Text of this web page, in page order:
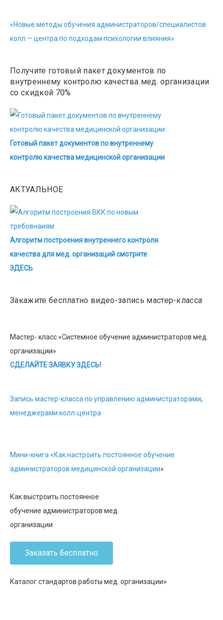
«Новые методы обучения администраторов/специалистов
колл — центра по подходам психологии влияния»
Получите готовый пакет документов по
внутреннему контролю качества мед. организации
со скидкой 70%
Готовый пакет документов по внутреннему
контролю качества медицинской организации
АКТУАЛЬНОЕ
Алгоритм построения внутреннего контроля
качества для мед. организаций смотрите
ЗДЕСЬ
Закажите бесплатно видео-запись мастер-класса
Мастер- класс «Системное обучение администраторов мед.
организации»
СДЕЛАЙТЕ ЗАЯВКУ ЗДЕСЬ!
Запись мастер-класса по управлению администраторами,
менеджерами колл-центра
Мини-книга «Как настроить постоянное обучение
администраторов медицинской организации»
Как выстроить постоянное
обучение администраторов мед.
организации
Заказать бесплатно
Каталог стандартов работы мед. организации»